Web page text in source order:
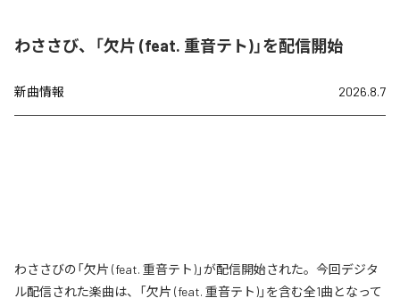
わささび、「欠片 (feat. 重音テト)」を配信開始
新曲情報 2026.8.7
わささびの「欠片 (feat. 重音テト)」が配信開始された。今回デジタ
ル配信された楽曲は、「欠片 (feat. 重音テト)」を含む全1曲となって